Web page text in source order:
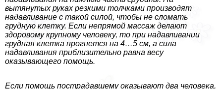
вытянутых руках резкими толчками производят
надавливание с такой силой, чтобы не сломать
грудную клетку. Если непрямой массаж делают
здоровому крупному человеку, то при надавливании
грудная клетка прогнется на 4…5 см, а сила
надавливания приблизительно равна весу
оказывающего помощь.
Если помощь пострадавшему оказывают два человека,